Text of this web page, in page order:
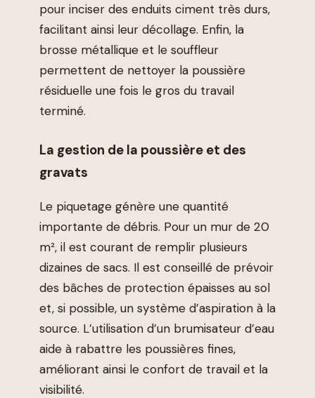
pour inciser des enduits ciment très durs,
facilitant ainsi leur décollage. Enfin, la
brosse métallique et le souffleur
permettent de nettoyer la poussière
résiduelle une fois le gros du travail
terminé.
La gestion de la poussière et des
gravats
Le piquetage génère une quantité
importante de débris. Pour un mur de 20
m², il est courant de remplir plusieurs
dizaines de sacs. Il est conseillé de prévoir
des bâches de protection épaisses au sol
et, si possible, un système d’aspiration à la
source. L’utilisation d’un brumisateur d’eau
aide à rabattre les poussières fines,
améliorant ainsi le confort de travail et la
visibilité.